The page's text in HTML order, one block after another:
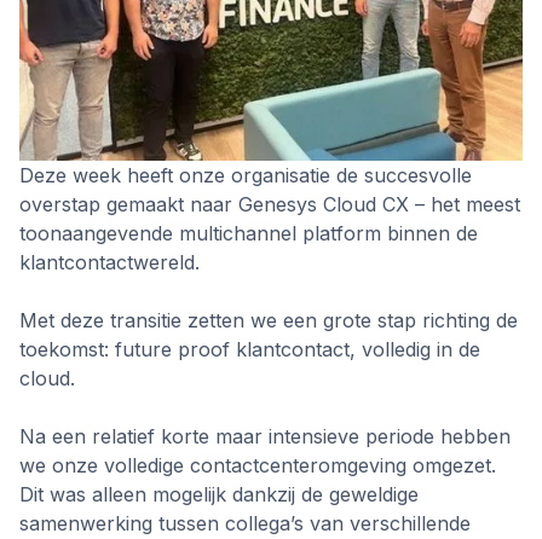
Deze week heeft onze organisatie de succesvolle
overstap gemaakt naar Genesys Cloud CX – het meest
toonaangevende multichannel platform binnen de
klantcontactwereld.
Met deze transitie zetten we een grote stap richting de
toekomst: future proof klantcontact, volledig in de
cloud.
Na een relatief korte maar intensieve periode hebben
we onze volledige contactcenteromgeving omgezet.
Dit was alleen mogelijk dankzij de geweldige
samenwerking tussen collega’s van verschillende